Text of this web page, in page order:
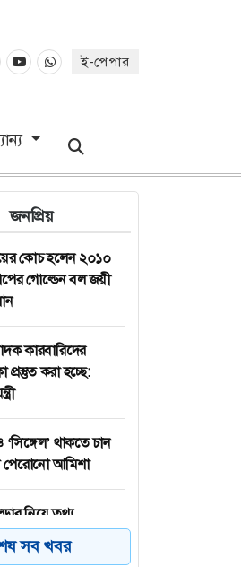
ই-পেপার
জনপ্রিয়
কোচ হলেন ২০১০
গোল্ডেন বল জয়ী
কারবারিদের
প্রস্তুত করা হচ্ছে:
থাকতে চান
পেরোনো আমিশা
নিয়ে তথ্য
কারাদণ্ডের
ট্রাম্পেরসব খবর